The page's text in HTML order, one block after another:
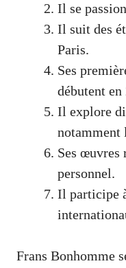
Il se
Il suit des
Paris.
Ses
débutent en
Il explore
notamment
Ses œuvres
personnel.
Il participe
Frans Bonhomme